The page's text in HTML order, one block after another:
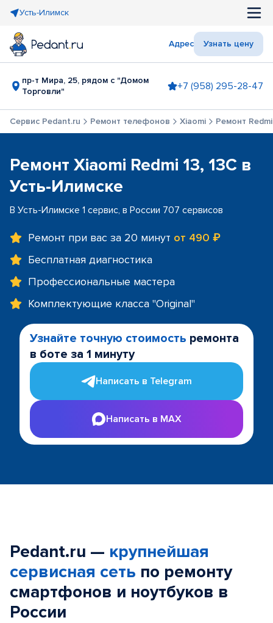
Усть-Илимск
Адрес Узнать цену
пр-т Мира, 25, рядом с "Домом
Торговли"
+7 (958) 295-28-47
Сервис Pedant.ru Ремонт телефонов Xiaomi Ремонт Redmi
Ремонт Xiaomi Redmi 13, 13C в
Усть-Илимске
В Усть-Илимске 1 сервис, в России 707 сервисов
Ремонт при вас за 20 минут от 490 ₽
Бесплатная диагностика
Профессиональные мастера
Комплектующие класса "Original"
Узнайте точную стоимость ремонта
в боте за 1 минуту
Написать в Telegram
Написать в MAX
Pedant.ru — крупнейшая
сервисная сеть по ремонту
смартфонов и ноутбуков в
России